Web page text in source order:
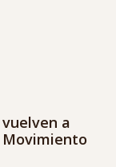
a
Movimiento